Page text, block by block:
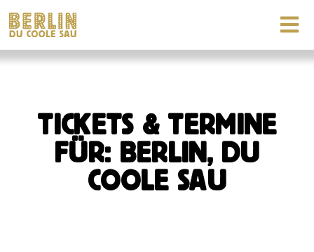
TICKETS & TERMINE
FÜR: BERLIN, DU
COOLE SAU